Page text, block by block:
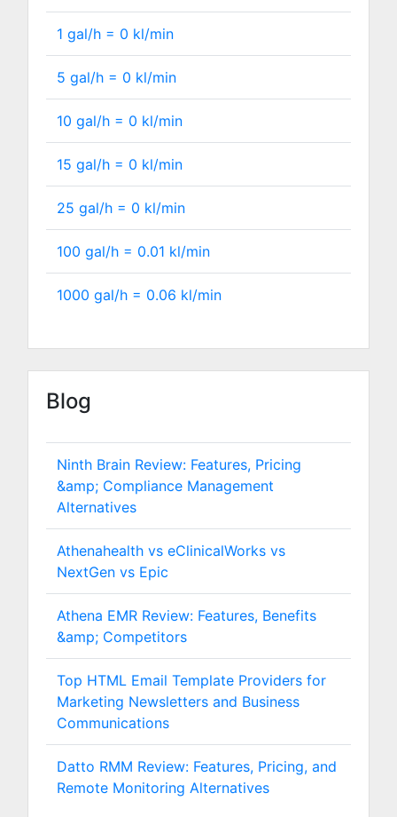
1 gal/h = 0 kl/min
5 gal/h = 0 kl/min
10 gal/h = 0 kl/min
15 gal/h = 0 kl/min
25 gal/h = 0 kl/min
100 gal/h = 0.01 kl/min
1000 gal/h = 0.06 kl/min
Blog
Ninth Brain Review: Features, Pricing
&amp; Compliance Management
Alternatives
Athenahealth vs eClinicalWorks vs
NextGen vs Epic
Athena EMR Review: Features, Benefits
&amp; Competitors
Top HTML Email Template Providers for
Marketing Newsletters and Business
Communications
Datto RMM Review: Features, Pricing, and
Remote Monitoring Alternatives